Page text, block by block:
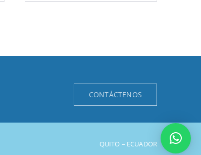
CONTÁCTENOS
QUITO – ECUADOR